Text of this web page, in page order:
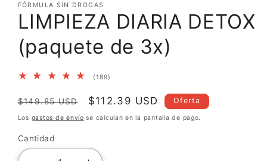
ventana
modal
FÓRMULA SIN DROGAS
LIMPIEZA DIARIA DETOX
(paquete de 3x)
(189)
totales
Precio
habitual
$149.85 USD
Precio
de
$112.39 USD Oferta
Los gastos de envío se calculan en la pantalla de pago.
Cantidad